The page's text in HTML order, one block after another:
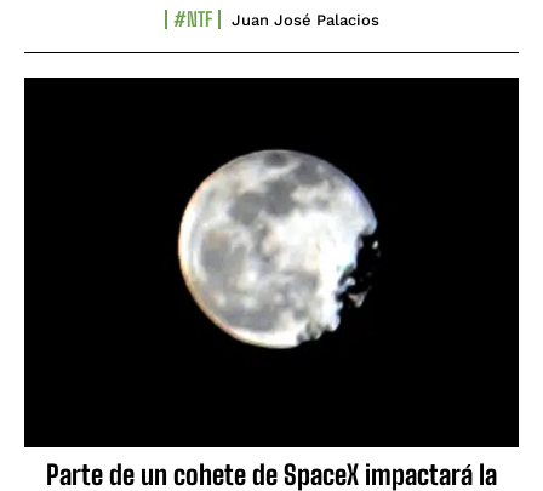
#NTF Juan José Palacios
Parte de un cohete de SpaceX impactará la